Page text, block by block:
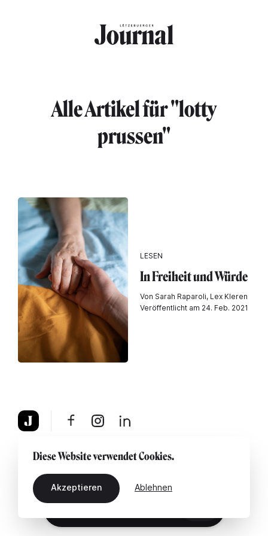
Alle Artikel für "lotty
prussen"
LESEN
In Freiheit und Würde
Von Sarah Raparoli, Lex Kleren
Veröffentlicht am 24. Feb. 2021
Über uns Rechtshinweis Kontaktiere uns
Diese Website verwendet Cookies.
Akzeptieren Ablehnen